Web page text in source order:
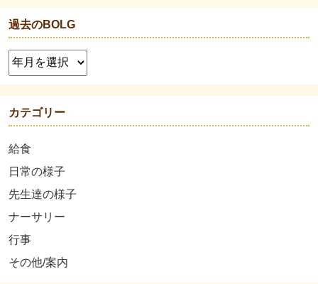
過去のBOLG
カテゴリー
給食
日常の様子
先生達の様子
ナーサリー
行事
その他/案内